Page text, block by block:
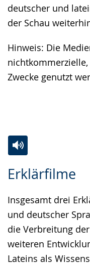
deutscher und
der Schau
Hinweis: Die
Zwecke genutzt
Erklärfilme
Insgesamt drei
und deutscher
die Verbreitung
weiteren
Lateins als
Leichten
wechseln.
Audio-
Video
Deutscher
Gebärdensprache
wird
angezeigt.